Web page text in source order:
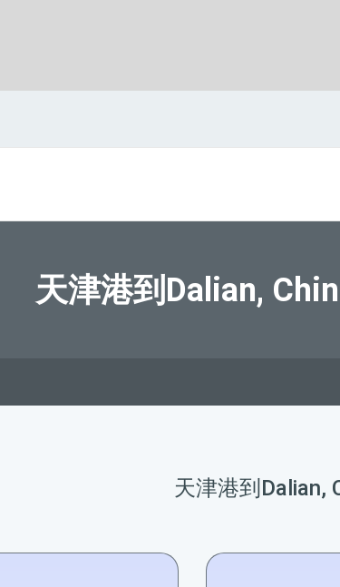
天津港到Dalian,
天津港到Dalian,